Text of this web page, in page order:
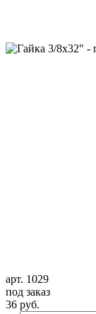
арт. 1029
под заказ
36 руб.